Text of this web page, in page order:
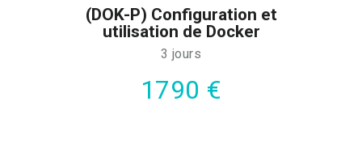
(DOK-P) Configuration et
utilisation de Docker
3 jours
1790 €